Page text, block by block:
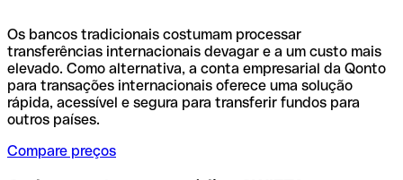
Os bancos tradicionais costumam processar
transferências internacionais devagar e a um custo mais
elevado. Como alternativa, a conta empresarial da Qonto
para transações internacionais oferece uma solução
rápida, acessível e segura para transferir fundos para
outros países.
Compare preços